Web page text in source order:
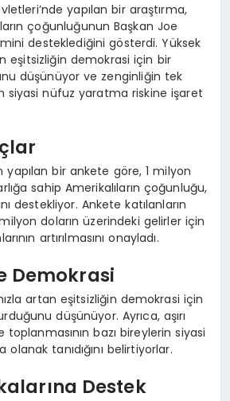
yapılan bir araştırma,
çoğunluğunun Başkan Joe
desteklediğini gösterdi. Yüksek
eşitsizliğin demokrasi için bir
düşünüyor ve zenginliğin tek
siyasi nüfuz yaratma riskine işaret
yapılan bir ankete göre, 1 milyon
sahip Amerikalıların çoğunluğu,
destekliyor. Ankete katılanların
milyon doların üzerindeki gelirler için
artırılmasını onayladı.
Demokrasi
artan eşitsizliğin demokrasi için
düşünüyor. Ayrıca, aşırı
bazı bireylerin siyasi
olanak tanıdığını belirtiyorlar.
Destek